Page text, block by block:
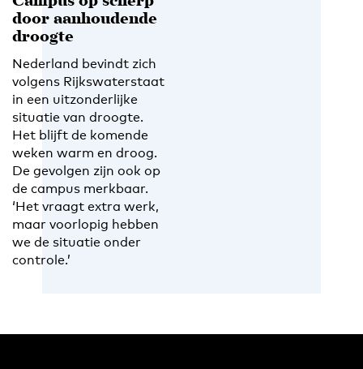
door aanhoudende
droogte
Nederland bevindt zich
volgens Rijkswaterstaat
in een uitzonderlijke
situatie van droogte.
Het blijft de komende
weken warm en droog.
De gevolgen zijn ook op
de campus merkbaar.
‘Het vraagt extra werk,
maar voorlopig hebben
we de situatie onder
controle.’